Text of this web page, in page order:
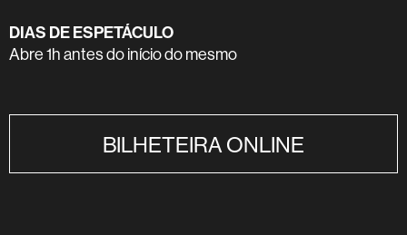
DIAS DE ESPETÁCULO
Abre 1h antes do início do mesmo
BILHETEIRA ONLINE